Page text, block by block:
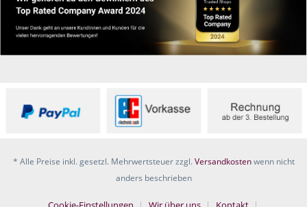
* Alle Preise inkl. gesetzl. Mehrwertsteuer zzgl.Versandkostenwenn nicht
anders beschrieben